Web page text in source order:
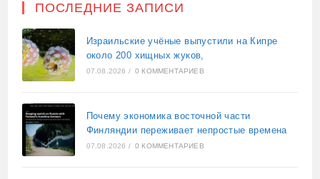
ПОСЛЕДНИЕ ЗАПИСИ
Израильские учёные выпустили на Кипре
около 200 хищных жуков,
07.08.2026 / 0 КОММЕНТАРИЕВ
Почему экономика восточной части
Финляндии переживает непростые времена
07.08.2026 / 0 КОММЕНТАРИЕВ